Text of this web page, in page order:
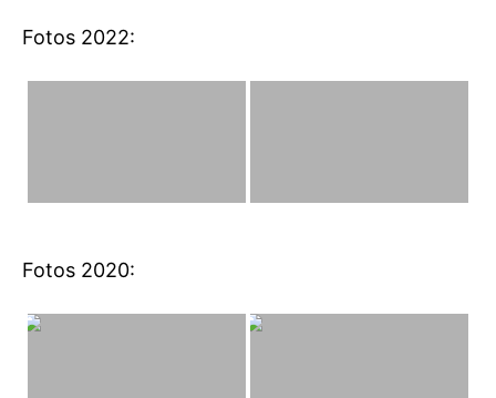
Fotos 2022:
Fotos 2020: